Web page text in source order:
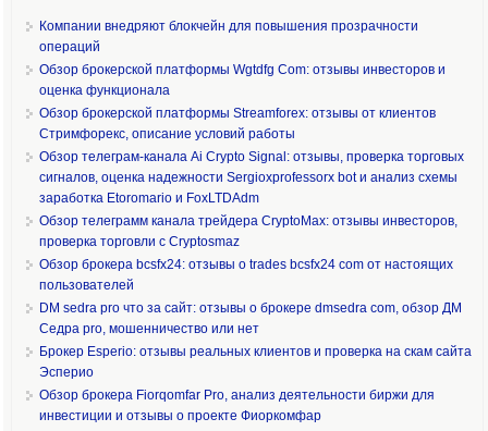
Компании внедряют блокчейн для повышения прозрачности
операций
Обзор брокерской платформы Wgtdfg Com: отзывы инвесторов и
оценка функционала
Обзор брокерской платформы Streamforex: отзывы от клиентов
Стримфорекс, описание условий работы
Обзор телеграм-канала Ai Crypto Signal: отзывы, проверка торговых
сигналов, оценка надежности Sergioxprofessorx bot и анализ схемы
заработка Etoromario и FoxLTDAdm
Обзор телеграмм канала трейдера CryptoMax: отзывы инвесторов,
проверка торговли с Cryptosmaz
Обзор брокера bcsfx24: отзывы о trades bcsfx24 com от настоящих
пользователей
DM sedra pro что за сайт: отзывы о брокере dmsedra com, обзор ДМ
Седра pro, мошенничество или нет
Брокер Esperio: отзывы реальных клиентов и проверка на скам сайта
Эсперио
Обзор брокера Fiorqomfar Pro, анализ деятельности биржи для
инвестиции и отзывы о проекте Фиоркомфар